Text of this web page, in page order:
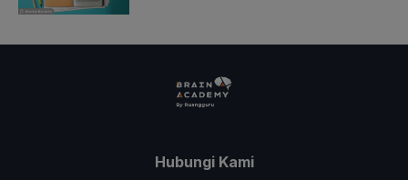
Hubungi Kami